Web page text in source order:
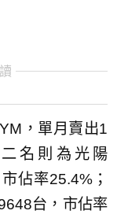
，單月賣出1
名則為光陽
佔率25.4%；
台，市佔率